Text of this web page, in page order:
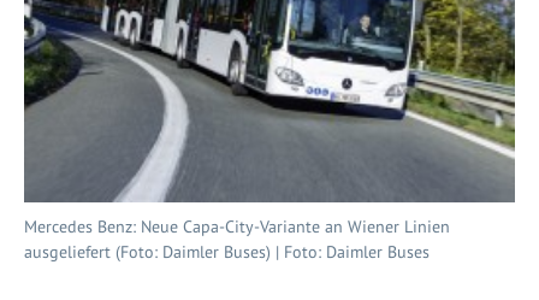
Mercedes Benz: Neue Capa-City-Variante an Wiener Linien
ausgeliefert (Foto: Daimler Buses) | Foto: Daimler Buses